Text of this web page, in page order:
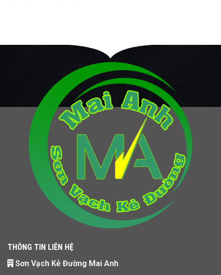
THÔNG TIN LIÊN HỆ
Sơn Vạch Kẻ Đường Mai Anh